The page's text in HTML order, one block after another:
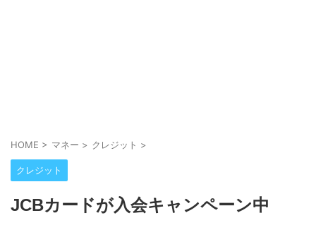
HOME > マネー > クレジット >
クレジット
JCBカードが入会キャンペーン中